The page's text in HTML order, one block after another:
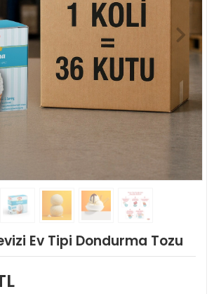
Ev Tipi Dondurma Tozu